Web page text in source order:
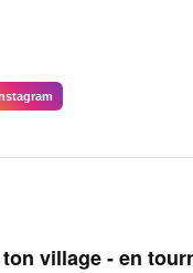
village - en